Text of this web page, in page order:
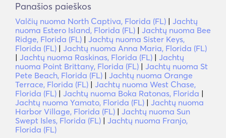
Panašios paieškos
Valčių nuoma North Captiva, Florida (FL) | Jachtų
nuoma Estero Island, Florida (FL) | Jachtų nuoma Bee
Ridge, Florida (FL) | Jachtų nuoma Sister Keys,
Florida (FL) | Jachtų nuoma Anna Maria, Florida (FL)
| Jachtų nuoma Raskinas, Florida (FL) | Jachtų
nuoma Point Brittany, Florida (FL) | Jachtų nuoma St
Pete Beach, Florida (FL) | Jachtų nuoma Orange
Terrace, Florida (FL) | Jachtų nuoma West Chase,
Florida (FL) | Jachtų nuoma Boka Ratonas, Florida |
Jachtų nuoma Yamato, Florida (FL) | Jachtų nuoma
Harbor Village, Florida (FL) | Jachtų nuoma Sun
Swept Isles, Florida (FL) | Jachtų nuoma Franjo,
Florida (FL)